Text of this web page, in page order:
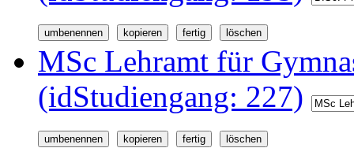
MSc Lehramt für
(idStudiengang: 227)